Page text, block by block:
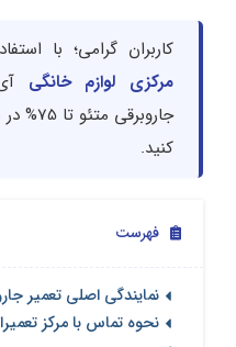
کاربران گرامی؛ با
مرکزی لوازم خانگی
کنید.
فهرست
نمایندگی اصلی تعمیر
نحوه تماس با مرکز